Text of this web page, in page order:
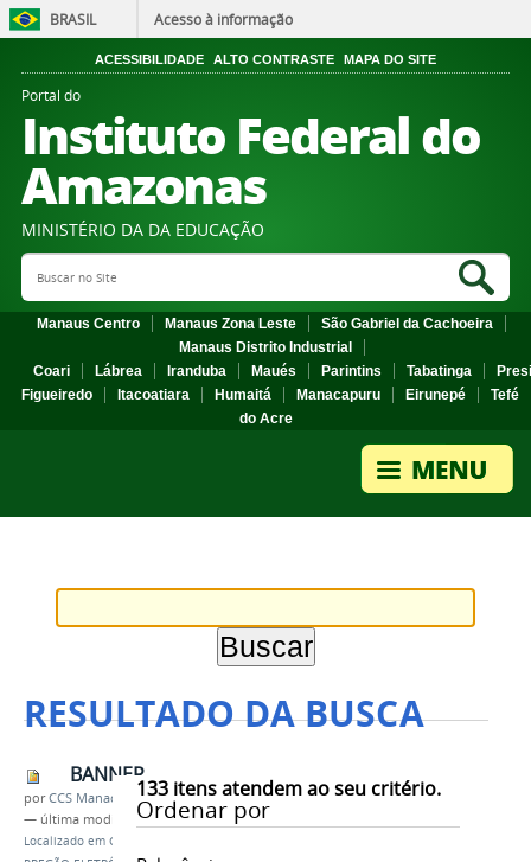
BRASIL Acesso à informação
ACESSIBILIDADE ALTO CONTRASTE MAPA DO SITE
Portal do
Instituto Federal do
Amazonas
MINISTÉRIO DA DA EDUCAÇÃO
Search Site
Manaus Centro Manaus Zona Leste
São Gabriel da Cachoeira
Manaus Distrito Industrial
Coari
Lábrea Iranduba Maués Parintins Tabatinga
Figueiredo
Itacoatiara Humaitá Manacapuru Eirunepé
Tefé
do Acre
RESULTADO DA BUSCA
133itens atendem ao seu critério.
Ordenar por
BANNER
porCCS Manacaouru
— última modificação27/01/2019 17h21
Localizado em CAMPUS